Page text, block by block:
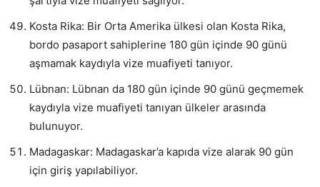
Kosta Rika: Bir Orta Amerika ülkesi olan Kosta Rika,
bordo pasaport sahiplerine 180 gün içinde 90 günü
aşmamak kaydıyla vize muafiyeti tanıyor.
Lübnan: Lübnan da 180 gün içinde 90 günü geçmemek
kaydıyla vize muafiyeti tanıyan ülkeler arasında
bulunuyor.
Madagaskar: Madagaskar’a kapıda vize alarak 90 gün
için giriş yapılabiliyor.